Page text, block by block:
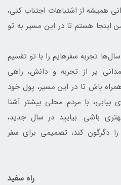
همیشه از اشتباهات اجتناب کنی،
اینجا هستم تا در این مسیر به تو
تجربه سفرهایم را با تو تقسیم
پر از تجربه و دانش، راهی
باش تا در این مسیر، پول خود
بیابی، با مردم محلی بیشتر آشنا
باشی. بیایید در سال جدید،
دگرگون کند، تصمیمی برای سفر
راه سفید